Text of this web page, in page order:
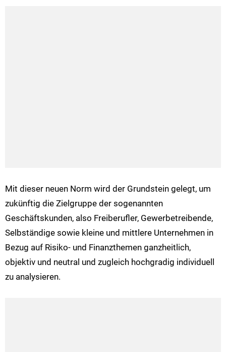
Mit dieser neuen Norm wird der Grundstein gelegt, um
zukünftig die Zielgruppe der sogenannten
Geschäftskunden, also Freiberufler, Gewerbetreibende,
Selbständige sowie kleine und mittlere Unternehmen in
Bezug auf Risiko- und Finanzthemen ganzheitlich,
objektiv und neutral und zugleich hochgradig individuell
zu analysieren.